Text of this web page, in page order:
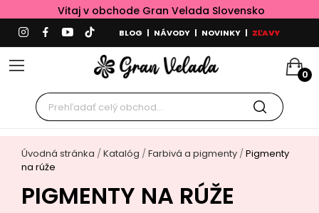
Vitaj v obchode Gran Velada Slovensko
BLOG | NÁVODY | NOVINKY | ZĽAVY
0
Úvodná stránka Katalóg Farbivá a pigmenty
Pigmenty
na rúže
PIGMENTY NA RÚŽE